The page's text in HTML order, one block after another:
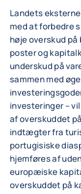
Landets
med at forbedre
høje overskud
poster og
underskud på
sammen med
investeringer –
af overskuddet
indtægter fra
portugisiske
hjemføres af
europæiske
overskuddet på